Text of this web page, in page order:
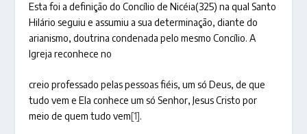
Esta foi a definição do Concílio de Nicéia(325) na qual Santo
Hilário seguiu e assumiu a sua determinação, diante do
arianismo, doutrina condenada pelo mesmo Concílio. A
Igreja reconhece no
creio professado pelas pessoas fiéis, um só Deus, de que
tudo vem e Ela conhece um só Senhor, Jesus Cristo por
meio de quem tudo vem[1].